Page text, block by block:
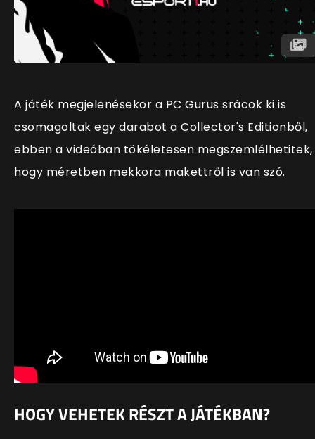
A játék megjelenésekor a PC Gurus srácok ki is
csomagoltak egy darabot a Collector's Editionből,
ebben a videóban tökéletesen megszemlélhetitek,
hogy méretben mekkora makettről is van szó.
HOGY VEHETEK RÉSZT A JÁTÉKBAN?